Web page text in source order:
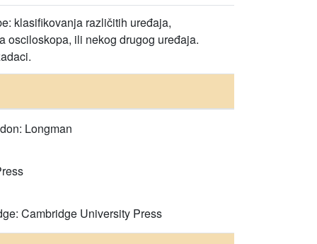
klasifikovanja različitih uređaja,
osciloskopa, ili nekog drugog uređaja.
Longman
Cambridge University Press